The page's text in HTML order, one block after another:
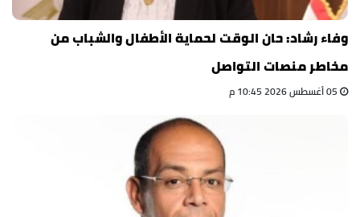
وفاء رشاد: حان الوقت لحماية الأطفال والشباب من
مخاطر منصات التواصل